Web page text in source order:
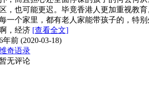
区，也可能更迟。毕竟香港人更加重视教
一个家里，都有老人家能带孩子的，特
啊，经济 [查看全文]
年前 (2020-03-18)
奇语录
无评论